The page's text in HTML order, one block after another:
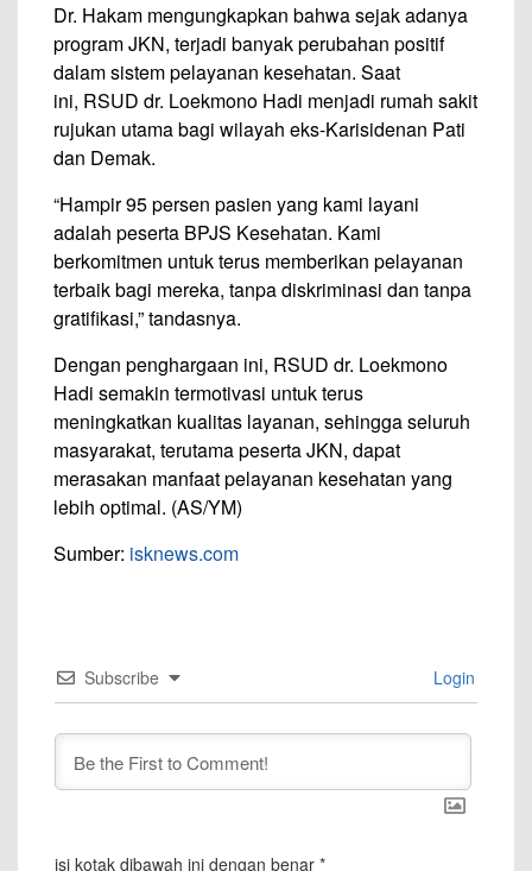
Dr. Hakam mengungkapkan bahwa sejak adanya
program JKN, terjadi banyak perubahan positif
dalam sistem pelayanan kesehatan. Saat
ini, RSUD dr. Loekmono Hadi menjadi rumah sakit
rujukan utama bagi wilayah eks-Karisidenan Pati
dan Demak.
“Hampir 95 persen pasien yang kami layani
adalah peserta BPJS Kesehatan. Kami
berkomitmen untuk terus memberikan pelayanan
terbaik bagi mereka, tanpa diskriminasi dan tanpa
gratifikasi,” tandasnya.
Dengan penghargaan ini, RSUD dr. Loekmono
Hadi semakin termotivasi untuk terus
meningkatkan kualitas layanan, sehingga seluruh
masyarakat, terutama peserta JKN, dapat
merasakan manfaat pelayanan kesehatan yang
lebih optimal. (AS/YM)
Sumber: isknews.com
Subscribe Login
isi kotak dibawah ini dengan benar *